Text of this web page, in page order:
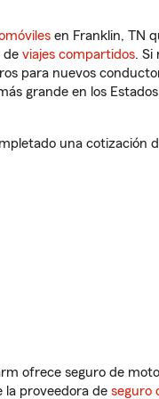
en Franklin, TN
de viajes compartidos. Si
para nuevos
grande en los
una cotización
ofrece seguro de
la proveedora de seguro